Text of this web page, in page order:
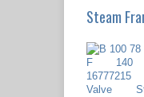
Steam